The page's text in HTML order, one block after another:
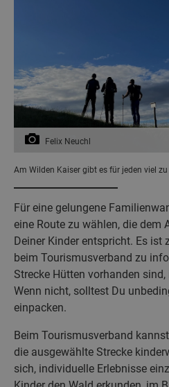
Felix Neuchl
Am Wilden Kaiser gibt es für jeden viel zu
Für eine gelungene
eine Route zu wählen, die dem
Deiner Kinder entspricht. Es ist
beim Tourismusverband zu
Strecke Hütten vorhanden
Wenn nicht, solltest Du
einpacken.
Beim Tourismusverband
die ausgewählte Strecke
sich, individuelle Erlebnisse